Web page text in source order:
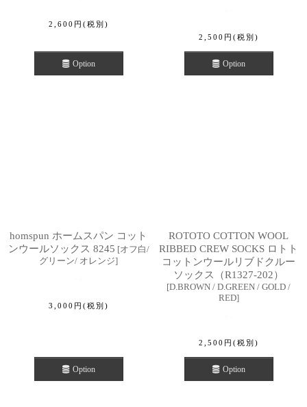
2,600 円 (税別)
Option
2,500 円 (税別)
Option
homspun ホームスパン コット
ンウールソックス 8245 [オフ白/
グリーン/ オレンジ]
3,000 円 (税別)
Option
ROTOTO COTTON WOOL
RIBBED CREW SOCKS ロトト
コットンウールリブドクルー
ソックス（R1327-202）
[D.BROWN / D.GREEN / GOLD /
RED]
2,500 円 (税別)
Option